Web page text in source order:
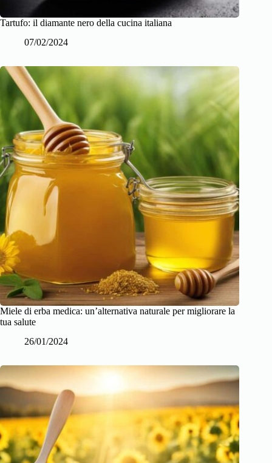
Tartufo: il diamante nero della cucina italiana
07/02/2024
Miele di erba medica: un’alternativa naturale per migliorare la
tua salute
26/01/2024